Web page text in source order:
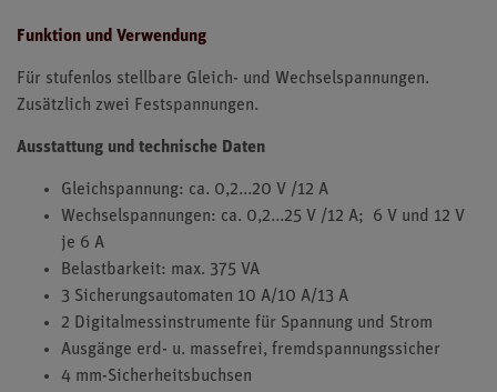
Funktion und Verwendung
Für stufenlos stellbare Gleich- und Wechselspannungen.
Zusätzlich zwei Festspannungen.
Ausstattung und technische Daten
Gleichspannung: ca. 0,2...20 V /12 A
Wechselspannungen: ca. 0,2...25 V /12 A; 6 V und 12 V
je 6 A
Belastbarkeit: max. 375 VA
3 Sicherungsautomaten 10 A/10 A/13 A
2 Digitalmessinstrumente für Spannung und Strom
Ausgänge erd- u. massefrei, fremdspannungssicher
4 mm-Sicherheitsbuchsen